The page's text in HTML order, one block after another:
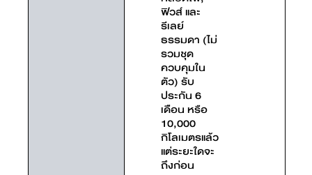
ฟิวส์ และ
รีเลย์
ธรรมดา (ไม่
รวมชุด
ควบคุมใน
ตัว) รับ
ประกัน 6
เดือน หรือ
10,000
กิโลเมตรแล้ว
แต่ระยะใดจะ
ถึงก่อน